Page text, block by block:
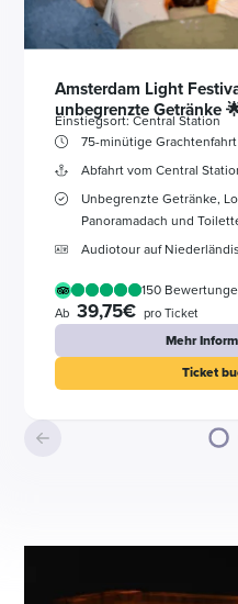
Amsterdam Light
unbegrenzte Getränke
Einstiegsort: Central Station
75-minütige
Abfahrt vom Central
Unbegrenzte Getränke,
Panoramadach und
Audiotour auf
150
Ab 39,75€ pro Ticket
Mehr
Ticket